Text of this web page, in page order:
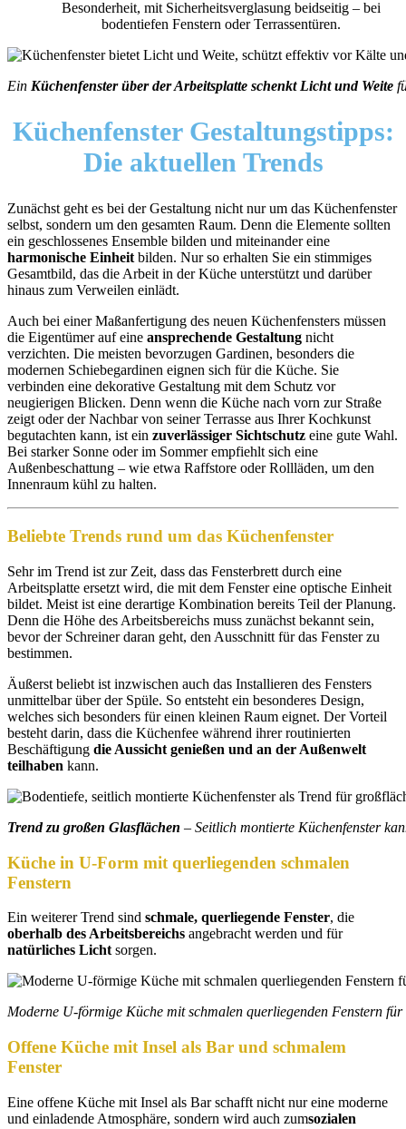
Besonderheit, mit Sicherheitsverglasung beidseitig – bei
bodentiefen Fenstern oder Terrassentüren.
Ein Küchenfenster über der Arbeitsplatte schenkt Licht und Weite
Küchenfenster Gestaltungstipps:
Die aktuellen Trends
Zunächst geht es bei der Gestaltung nicht nur um das Küchenfenster
selbst, sondern um den gesamten Raum. Denn die Elemente sollten
ein geschlossenes Ensemble bilden und miteinander eine
harmonische Einheit bilden. Nur so erhalten Sie ein stimmiges
Gesamtbild, das die Arbeit in der Küche unterstützt und darüber
hinaus zum Verweilen einlädt.
Auch bei einer Maßanfertigung des neuen Küchenfensters müssen
die Eigentümer auf eine ansprechende Gestaltung nicht
verzichten. Die meisten bevorzugen Gardinen, besonders die
modernen Schiebegardinen eignen sich für die Küche. Sie
verbinden eine dekorative Gestaltung mit dem Schutz vor
neugierigen Blicken. Denn wenn die Küche nach vorn zur Straße
zeigt oder der Nachbar von seiner Terrasse aus Ihrer Kochkunst
begutachten kann, ist ein zuverlässiger Sichtschutz eine gute Wahl.
Bei starker Sonne oder im Sommer empfiehlt sich eine
Außenbeschattung – wie etwa Raffstore oder Rollläden, um den
Innenraum kühl zu halten.
Beliebte Trends rund um das Küchenfenster
Sehr im Trend ist zur Zeit, dass das Fensterbrett durch eine
Arbeitsplatte ersetzt wird, die mit dem Fenster eine optische Einheit
bildet. Meist ist eine derartige Kombination bereits Teil der Planung.
Denn die Höhe des Arbeitsbereichs muss zunächst bekannt sein,
bevor der Schreiner daran geht, den Ausschnitt für das Fenster zu
bestimmen.
Äußerst beliebt ist inzwischen auch das Installieren des Fensters
unmittelbar über der Spüle. So entsteht ein besonderes Design,
welches sich besonders für einen kleinen Raum eignet. Der Vorteil
besteht darin, dass die Küchenfee während ihrer routinierten
Beschäftigung die Aussicht genießen und an der Außenwelt
teilhaben kann.
Trend zu großen Glasflächen – Seitlich montierte Küchenfenster
Küche in U-Form mit querliegenden schmalen
Fenstern
Ein weiterer Trend sind schmale, querliegende Fenster, die
oberhalb des Arbeitsbereichs angebracht werden und für
natürliches Licht sorgen.
Moderne U-förmige Küche mit schmalen querliegenden Fenstern
Offene Küche mit Insel als Bar und schmalem
Fenster
Eine offene Küche mit Insel als Bar schafft nicht nur eine moderne
und einladende Atmosphäre, sondern wird auch zumsozialen